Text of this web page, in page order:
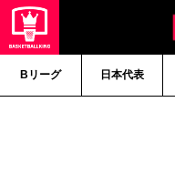
Bリーグ 日本代表